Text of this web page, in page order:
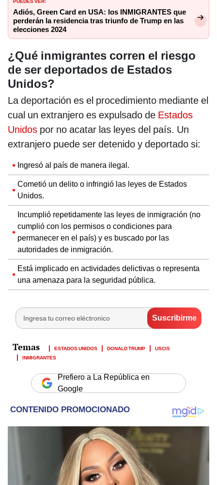
Adiós, Green Card en USA: los INMIGRANTES que
perderán la residencia tras triunfo de Trump en las
elecciones 2024
¿Qué inmigrantes corren el riesgo
de ser deportados de Estados
Unidos?
La deportación es el procedimiento mediante el
cual un extranjero es expulsado de Estados
Unidos por no acatar las leyes del país. Un
extranjero puede ser detenido y deportado si:
Ingresó al país de manera ilegal.
Cometió un delito o infringió las leyes de Estados
Unidos.
Incumplió repetidamente las leyes de inmigración (no
cumplió con los permisos o condiciones para
permanecer en el país) y es buscado por las
autoridades de inmigración.
Está implicado en actividades delictivas o representa
una amenaza para la seguridad pública.
ESTADOS UNIDOS DONALD TRUMP
USCIS
INMIGRANTES
Prefiero a La República en
Google